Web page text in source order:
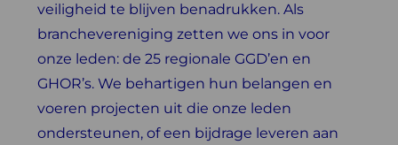
veiligheid te blijven benadrukken. Als
branchevereniging zetten we ons in voor
onze leden: de 25 regionale GGD’en en
GHOR’s. We behartigen hun belangen en
voeren projecten uit die onze leden
ondersteunen, of een bijdrage leveren aan